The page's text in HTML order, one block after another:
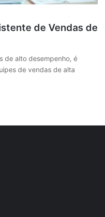
de Vendas de
de alto desempenho, é
de vendas de alta